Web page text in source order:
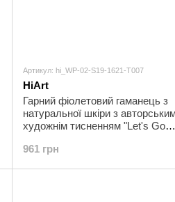
Артикул: hi_WP-02-S19-1621-T007
HiArt
Гарний фіолетовий гаманець з
натуральної шкіри з
художнім тисненням "Let's Go
961 грн